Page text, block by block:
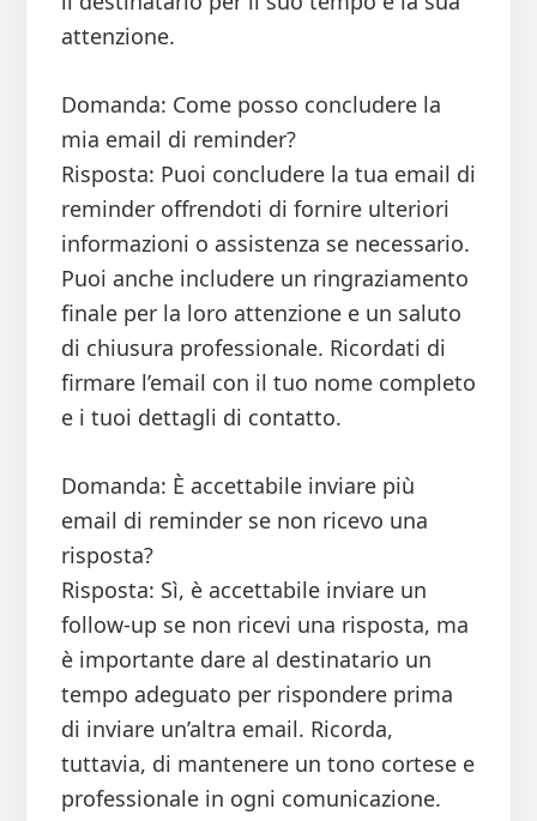
attenzione.
Domanda: Come posso concludere la
mia email di reminder?
Risposta: Puoi concludere la tua email di
reminder offrendoti di fornire ulteriori
informazioni o assistenza se necessario.
Puoi anche includere un ringraziamento
finale per la loro attenzione e un saluto
di chiusura professionale. Ricordati di
firmare l’email con il tuo nome completo
e i tuoi dettagli di contatto.
Domanda: È accettabile inviare più
email di reminder se non ricevo una
risposta?
Risposta: Sì, è accettabile inviare un
follow-up se non ricevi una risposta, ma
è importante dare al destinatario un
tempo adeguato per rispondere prima
di inviare un’altra email. Ricorda,
tuttavia, di mantenere un tono cortese e
professionale in ogni comunicazione.